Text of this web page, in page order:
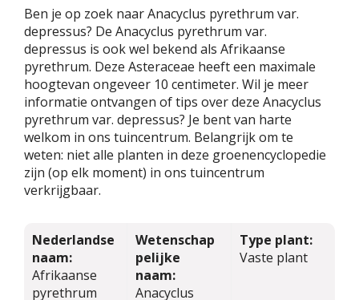
Ben je op zoek naar Anacyclus pyrethrum var.
depressus? De Anacyclus pyrethrum var.
depressus is ook wel bekend als Afrikaanse
pyrethrum. Deze Asteraceae heeft een maximale
hoogtevan ongeveer 10 centimeter. Wil je meer
informatie ontvangen of tips over deze Anacyclus
pyrethrum var. depressus? Je bent van harte
welkom in ons tuincentrum. Belangrijk om te
weten: niet alle planten in deze groenencyclopedie
zijn (op elk moment) in ons tuincentrum
verkrijgbaar.
Nederlandse
naam:
Afrikaanse
pyrethrum
Wetenschap
pelijke
naam:
Anacyclus
Type plant:
Vaste plant